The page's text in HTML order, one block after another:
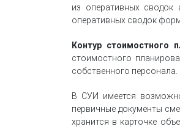
из оперативных сводок
оперативных сводок
Контур стоимостного
стоимостного
собственного персонала.
В СУИ имеется
первичные документы
хранится в карточке